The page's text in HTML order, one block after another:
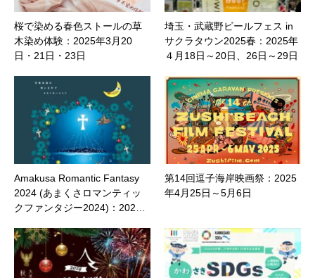
桜で染める春色ストールの草
木染め体験：2025年3月20
日・21日・23日
埼玉・武蔵野ビールフェス in
サクラタウン2025春：2025年
４月18日～20日、26日～29日
Amakusa Romantic Fantasy
2024 (あまくさロマンティッ
クファンタジー2024)：202…
第14回逗子海岸映画祭：2025
年4月25日～5月6日